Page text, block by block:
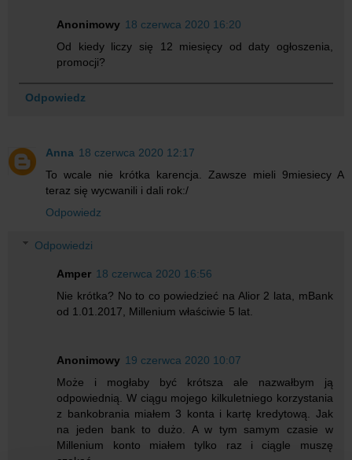
Anonimowy 18 czerwca 2020 16:20
Od kiedy liczy się 12 miesięcy od daty ogłoszenia,
promocji?
Odpowiedz
Anna 18 czerwca 2020 12:17
To wcale nie krótka karencja. Zawsze mieli 9miesiecy A
teraz się wycwanili i dali rok:/
Odpowiedz
Odpowiedzi
Amper 18 czerwca 2020 16:56
Nie krótka? No to co powiedzieć na Alior 2 lata, mBank
od 1.01.2017, Millenium właściwie 5 lat.
Anonimowy 19 czerwca 2020 10:07
Może i mogłaby być krótsza ale nazwałbym ją
odpowiednią. W ciągu mojego kilkuletniego korzystania
z bankobrania miałem 3 konta i kartę kredytową. Jak
na jeden bank to dużo. A w tym samym czasie w
Millenium konto miałem tylko raz i ciągle muszę